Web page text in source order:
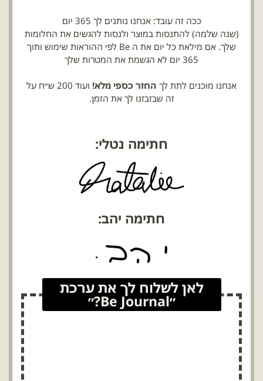
ככה זה עובד: אנחנו נותנים לך 365 יום
(שנה שלמה) להתנסות במוצר ולנסות להגשים את החלומות
שלך. אם מילאת כל יום את ה Be לפי ההוראות שימוש ותוך
365 יום לא הגשמת את המטרות שלך
אנחנו מוכנים לתת לך החזר כספי מלא!
ועוד 200 ש״ח על
זה שבזבזנו לך את הזמן.
חתימה נטלי:
חתימה יהב:
לאן לשלוח לך את ערכת
״Be Journal?״